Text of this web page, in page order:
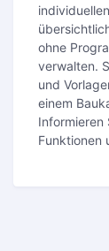
ohne
verwalten.
und
einem
Informieren
Funktionen